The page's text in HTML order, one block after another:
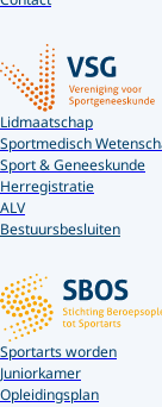
Lidmaatschap
Sportmedisch
Sport & Geneeskunde
Herregistratie
ALV
Bestuursbesluiten
Sportarts worden
Juniorkamer
Opleidingsplan